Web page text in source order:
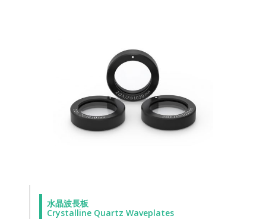
水晶波長板
Crystalline Quartz Waveplates